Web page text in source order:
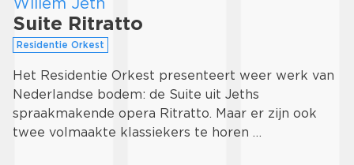
Suite Ritratto
Residentie Orkest
Het Residentie Orkest presenteert weer werk van
Nederlandse bodem: de Suite uit Jeths
spraakmakende opera Ritratto. Maar er zijn ook
twee volmaakte klassiekers te horen …